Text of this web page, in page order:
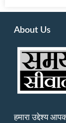
About Us
हमारा उद्देश्य